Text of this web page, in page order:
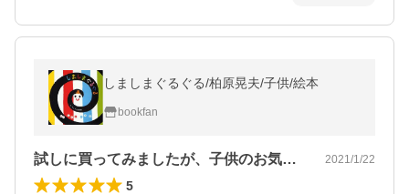
しましまぐるぐる/柏原晃夫/子供/絵本
bookfan
試しに買ってみましたが、子供のお気に入… 2021/1/22
5